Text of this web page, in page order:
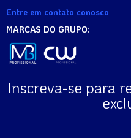
Entre em contato conosco
MARCAS DO GRUPO:
Inscreva-se para